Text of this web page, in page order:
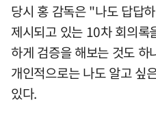
당시 홍 감독은 "나도 답답
제시되고 있는 10차 회의록
하게 검증을 해보는 것도
개인적으로는 나도 알고 싶
있다.